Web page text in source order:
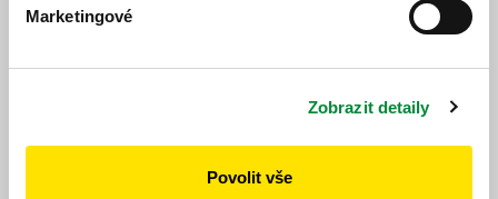
Marketingové
Zobrazit detaily
Povolit vše
change=10261&line=723